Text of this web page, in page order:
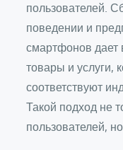
пользователей.
поведении и
смартфонов дает
товары и услуги,
соответствуют
Такой подход не
пользователей,